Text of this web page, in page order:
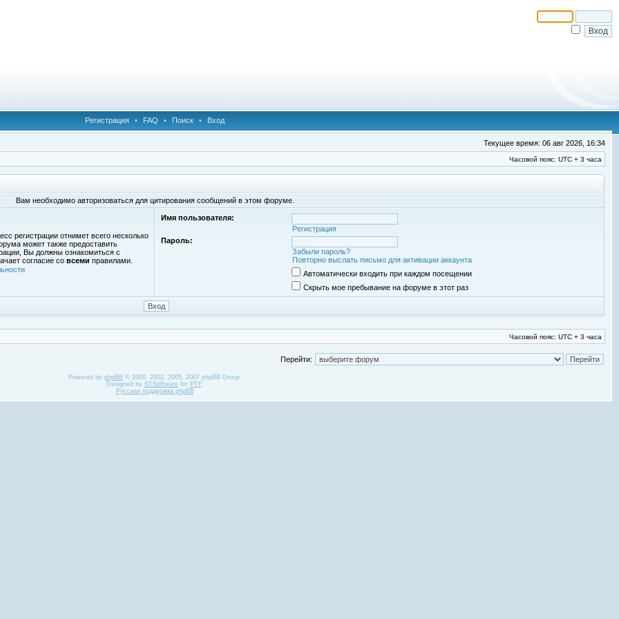
Регистрация • FAQ • Поиск • Вход
Текущее время: 06 авг 2026, 16:34
Часовой пояс: UTC + 3 часа
Вам необходимо авторизоваться для цитирования сообщений в этом форуме.
регистрации отнимет всего несколько
может также предоставить
Вы должны ознакомиться с
согласие со всеми правилами.
Имя пользователя:
Регистрация
Пароль:
Забыли пароль?
Повторно выслать письмо для активации аккаунта
Автоматически входить при каждом посещении
Скрыть мое пребывание на форуме в этот раз
Часовой пояс: UTC + 3 часа
Перейти:
Powered by phpBB© 2000, 2002, 2005, 2007 phpBB Group.
Designed by STSoftwarefor PTF.
Русская поддержка phpBB